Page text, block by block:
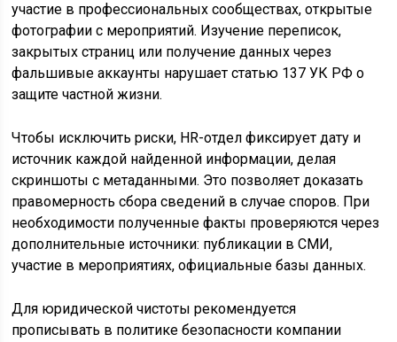
участие в профессиональных сообществах, открытые
фотографии с мероприятий. Изучение переписок,
закрытых страниц или получение данных через
фальшивые аккаунты нарушает статью 137 УК РФ о
защите частной жизни.
Чтобы исключить риски, HR-отдел фиксирует дату и
источник каждой найденной информации, делая
скриншоты с метаданными. Это позволяет доказать
правомерность сбора сведений в случае споров. При
необходимости полученные факты проверяются через
дополнительные источники: публикации в СМИ,
участие в мероприятиях, официальные базы данных.
Для юридической чистоты рекомендуется
прописывать в политике безопасности компании